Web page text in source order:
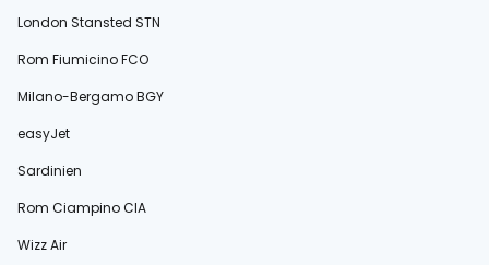
London Stansted STN
Rom Fiumicino FCO
Milano-Bergamo BGY
easyJet
Sardinien
Rom Ciampino CIA
Wizz Air